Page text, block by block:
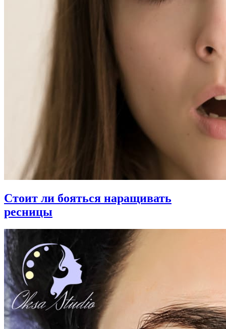
Стоит ли бояться наращивать
ресницы